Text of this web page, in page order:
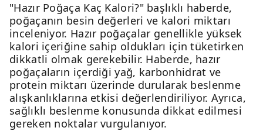
"Hazır Poğaça Kaç Kalori?" başlıklı haberde,
poğaçanın besin değerleri ve kalori miktarı
inceleniyor. Hazır poğaçalar genellikle yüksek
kalori içeriğine sahip oldukları için tüketirken
dikkatli olmak gerekebilir. Haberde, hazır
poğaçaların içerdiği yağ, karbonhidrat ve
protein miktarı üzerinde durularak beslenme
alışkanlıklarına etkisi değerlendiriliyor. Ayrıca,
sağlıklı beslenme konusunda dikkat edilmesi
gereken noktalar vurgulanıyor.